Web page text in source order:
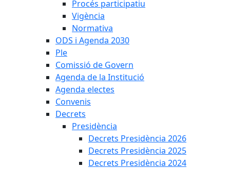
Procés participatiu
Vigència
Normativa
ODS i Agenda 2030
Ple
Comissió de Govern
Agenda de la Institució
Agenda electes
Convenis
Decrets
Presidència
Decrets Presidència 2026
Decrets Presidència 2025
Decrets Presidència 2024